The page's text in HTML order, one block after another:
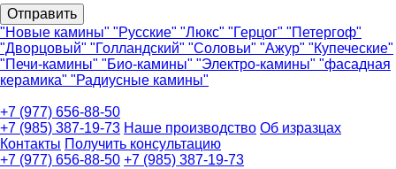
"Новые камины" "Русские" "Люкс" "Герцог" "Петергоф"
"Дворцовый" "Голландский" "Соловьи" "Ажур" "Купеческие"
"Печи-камины" "Био-камины" "Электро-камины" "фасадная
керамика" "Радиусные камины"
+7 (977) 656-88-50
+7 (985) 387-19-73 Наше производство Об изразцах
Контакты Получить консультацию
+7 (977) 656-88-50 +7 (985) 387-19-73